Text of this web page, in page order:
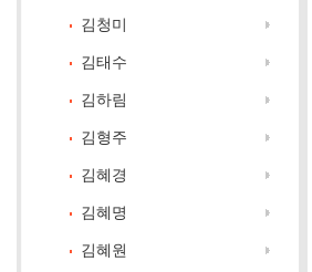
김청미
김태수
김하림
김형주
김혜경
김혜명
김혜원